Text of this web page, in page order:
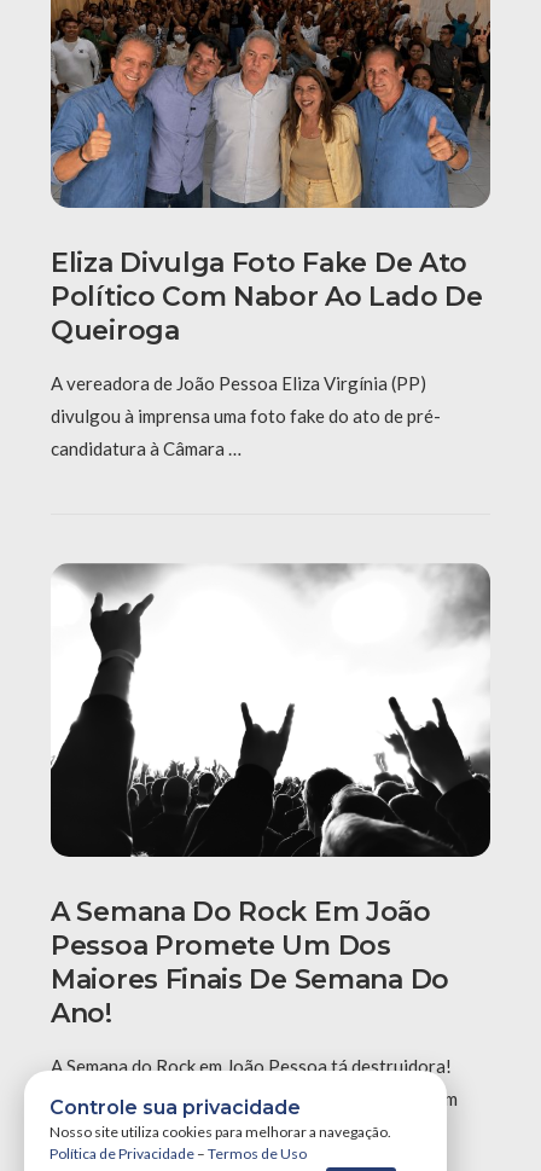
Eliza Divulga Foto Fake De Ato
Político Com Nabor Ao Lado De
Queiroga
A vereadora de João Pessoa Eliza Virgínia (PP)
divulgou à imprensa uma foto fake do ato de pré-
candidatura à Câmara …
A Semana Do Rock Em João
Pessoa Promete Um Dos
Maiores Finais De Semana Do
Ano!
A Semana do Rock em João Pessoa tá destruidora!
Simplesmente teremos três grandes eventos em um
único final de semana, …
Controle sua privacidade
Nosso site utiliza cookies para melhorar a navegação.
Política de Privacidade – Termos de Uso